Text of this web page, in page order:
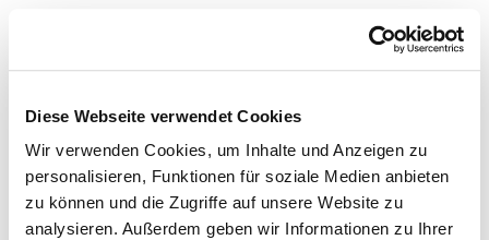
Diese Webseite verwendet Cookies
Wir verwenden Cookies, um Inhalte und Anzeigen zu
personalisieren, Funktionen für soziale Medien anbieten
zu können und die Zugriffe auf unsere Website zu
analysieren. Außerdem geben wir Informationen zu Ihrer